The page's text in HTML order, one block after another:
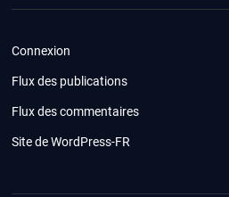
Connexion
Flux des publications
Flux des commentaires
Site de WordPress-FR